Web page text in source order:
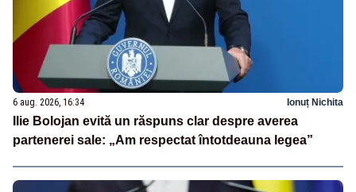
6 aug. 2026, 16:34 Ionuț Nichita
Ilie Bolojan evită un răspuns clar despre averea
partenerei sale: „Am respectat întotdeauna legea”